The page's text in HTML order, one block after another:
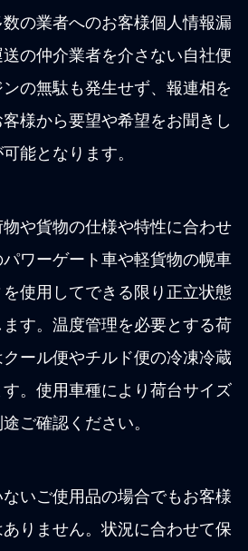
の業者へのお客様個人情報漏
の仲介業者を介さない自社便
の無駄も発生せず、報連相を
様から要望や希望をお聞きし
能となります。
や貨物の仕様や特性に合わせ
ワーゲート車や軽貨物の幌車
使用してできる限り正立状態
す。温度管理を必要とする荷
ール便やチルド便の冷凍冷蔵
。使用車種により荷台サイズ
ご確認ください。
いご使用品の場合でもお客様
りません。状況に合わせて保